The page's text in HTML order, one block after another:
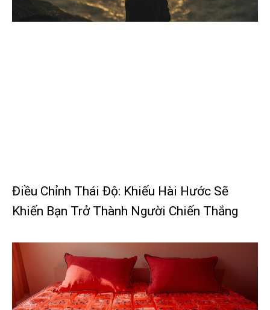
Điều Chỉnh Thái Độ: Khiếu Hài Hước Sẽ
Khiến Bạn Trở Thành Người Chiến Thắng